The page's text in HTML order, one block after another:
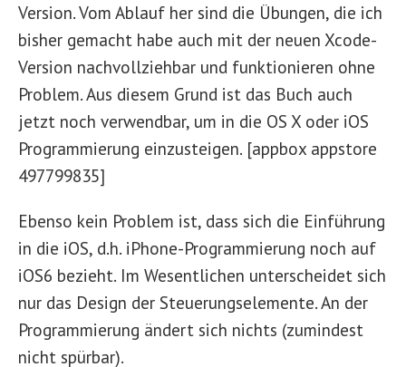
Version. Vom Ablauf her sind die Übungen, die ich
bisher gemacht habe auch mit der neuen Xcode-
Version nachvollziehbar und funktionieren ohne
Problem. Aus diesem Grund ist das Buch auch
jetzt noch verwendbar, um in die OS X oder iOS
Programmierung einzusteigen. [appbox appstore
497799835]
Ebenso kein Problem ist, dass sich die Einführung
in die iOS, d.h. iPhone-Programmierung noch auf
iOS6 bezieht. Im Wesentlichen unterscheidet sich
nur das Design der Steuerungselemente. An der
Programmierung ändert sich nichts (zumindest
nicht spürbar).